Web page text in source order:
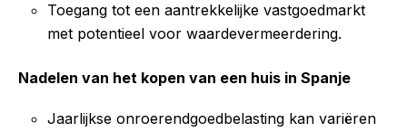
Toegang tot een aantrekkelijke vastgoedmarkt
met potentieel voor waardevermeerdering.
Nadelen van het kopen van een huis in Spanje
Jaarlijkse onroerendgoedbelasting kan variëren